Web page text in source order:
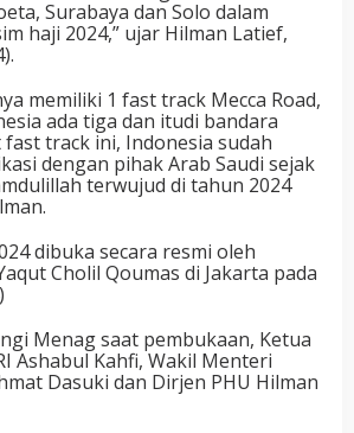
Surabaya dan Solo dalam
haji 2024,” ujar Hilman Latief,
memiliki 1 fast track Mecca Road,
ada tiga dan itudi bandara
track ini, Indonesia sudah
dengan pihak Arab Saudi sejak
terwujud di tahun 2024
dibuka secara resmi oleh
Cholil Qoumas di Jakarta pada
Menag saat pembukaan, Ketua
Ashabul Kahfi, Wakil Menteri
Dasuki dan Dirjen PHU Hilman